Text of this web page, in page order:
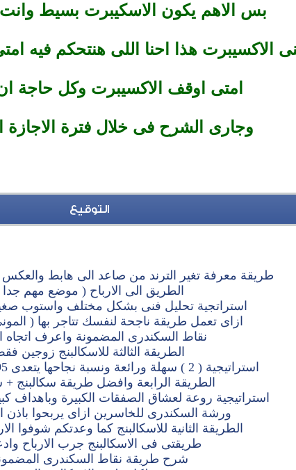
بس الاهم يكون الاسكيبرت بسيط وانت
الاكسيبرت هذا احنا اللى هنتحكم فيه
امتى اوقف الاكسيبرت وكل حاجة
وجارى الشرح فى خلال فترة الاجازة
التوقيع
طريقة معرفة تغير الترند من صاعد الى هابط والعكس
الطريق الى الارباح ( موضع مهم
استراتجية تحليل فنى بشكل مختلف واستوب
ازاى تعمل طريقة ناجحة لنفسك تتاجر بها (
نقاط السكندرى المضمونة واعرف اتجاه
الطريقة الثالثة للاسكالبنج زوجين
استراتيجية ( 2 ) سهلة ورائعة ونسبة نجاحها يتعدى 95 % ( alskndry )
الطريقة الرابعة وافضل طريقة سكالبنج +
استراتيجية روعة لعشاق الصفقات الكبيرة وباهداف
ورشة السكندرى للخاسرين ازاى يربحوا باذن
الطريقة الثانية للاسكالبنج كما وعدتكم شوفوا
طريقتى فى الاسكالبنج جرب الارباح
شرح طريقة نقاط السكندرى